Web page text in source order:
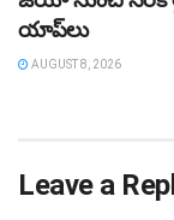
యాప్‌లు
AUGUST 8, 2026
Leave a